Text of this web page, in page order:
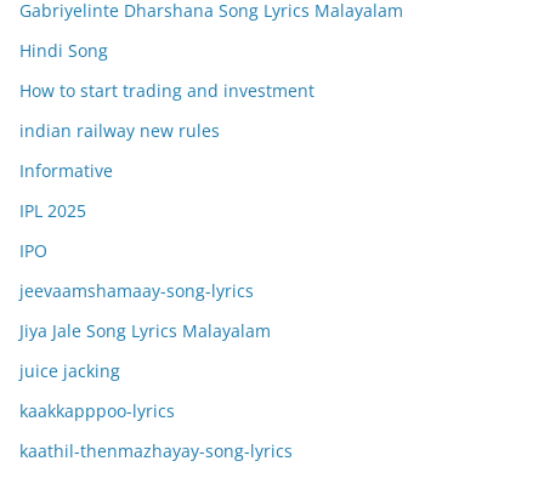
Gabriyelinte Dharshana Song Lyrics Malayalam
Hindi Song
How to start trading and investment
indian railway new rules
Informative
IPL 2025
IPO
jeevaamshamaay-song-lyrics
Jiya Jale Song Lyrics Malayalam
juice jacking
kaakkapppoo-lyrics
kaathil-thenmazhayay-song-lyrics